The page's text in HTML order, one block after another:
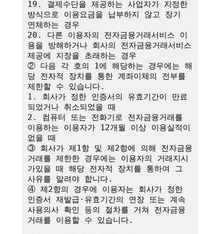
19. 결제수단을 제공하는 사업자가 지정한
방식으로 이용요금을 납부하지 않고 장기
연체하는 경우
20. 다른 이용자의 전자금융거래서비스 이
용을 방해하거나 회사의 전자금융거래서비스
제공에 지장을 초래하는 경우
② 다음 각 호의 1에 해당하는 경우에는 해
당 전자적 장치를 통한 계좌이체의 전부를
제한할 수 있습니다.
1. 회사가 정한 인증서의 유효기간이 만료
되었거나 취소되었을 때
2. 컴퓨터 또는 전화기로 전자금융거래를
이용하는 이용자가 12개월 이상 이용실적이
없을 때
③ 회사가 제1항 및 제2항에 의해 전자금융
거래를 제한한 경우에는 이용자의 거래지시
가있을 때 해당 전자적 장치를 통하여 그
사유를 알려야 합니다.
④ 제2항의 경우에 이용자는 회사가 정한
인증서 재발급·유효기간의 연장 또는 계속
사용의사 확인 등의 절차를 거쳐 전자금융
거래를 이용할 수 있습니다.